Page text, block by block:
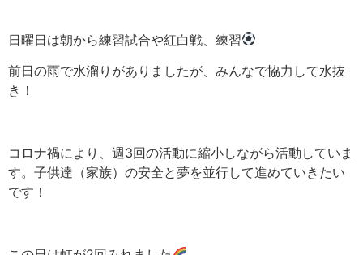
日曜日は朝から練習試合や紅白戦、練習
前日の雨で水溜りがありましたが、みんなで協力して水抜
き！
コロナ禍により、週3回の活動に縮小しながら活動していま
す。子供達（家族）の安全と夢を並行して進めていきたい
です！